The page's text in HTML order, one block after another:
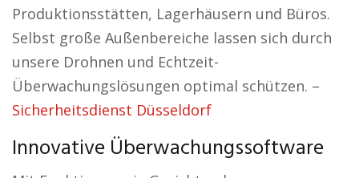
Produktionsstätten, Lagerhäusern und Büros.
Selbst große Außenbereiche lassen sich durch
unsere Drohnen und Echtzeit-
Überwachungslösungen optimal schützen. –
Sicherheitsdienst Düsseldorf
Innovative Überwachungssoftware